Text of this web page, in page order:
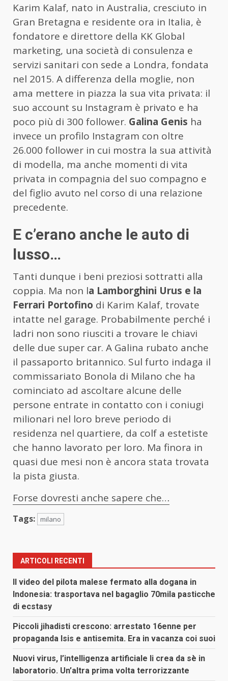
Karim Kalaf, nato in Australia, cresciuto in
Gran Bretagna e residente ora in Italia, è
fondatore e direttore della KK Global
marketing, una società di consulenza e
servizi sanitari con sede a Londra, fondata
nel 2015. A differenza della moglie, non
ama mettere in piazza la sua vita privata: il
suo account su Instagram è privato e ha
poco più di 300 follower. Galina Genis ha
invece un profilo Instagram con oltre
26.000 follower in cui mostra la sua attività
di modella, ma anche momenti di vita
privata in compagnia del suo compagno e
del figlio avuto nel corso di una relazione
precedente.
E c’erano anche le auto di
lusso…
Tanti dunque i beni preziosi sottratti alla
coppia. Ma non la Lamborghini Urus e la
Ferrari Portofino di Karim Kalaf, trovate
intatte nel garage. Probabilmente perché i
ladri non sono riusciti a trovare le chiavi
delle due super car. A Galina rubato anche
il passaporto britannico. Sul furto indaga il
commissariato Bonola di Milano che ha
cominciato ad ascoltare alcune delle
persone entrate in contatto con i coniugi
milionari nel loro breve periodo di
residenza nel quartiere, da colf a estetiste
che hanno lavorato per loro. Ma finora in
quasi due mesi non è ancora stata trovata
la pista giusta.
Forse dovresti anche sapere che…
Tags: milano
ARTICOLI RECENTI
Il video del pilota malese fermato alla dogana in
Indonesia: trasportava nel bagaglio 70mila pasticche
di ecstasy
Piccoli jihadisti crescono: arrestato 16enne per
propaganda Isis e antisemita. Era in vacanza coi suoi
Nuovi virus, l’intelligenza artificiale li crea da sè in
laboratorio. Un’altra prima volta terrorizzante